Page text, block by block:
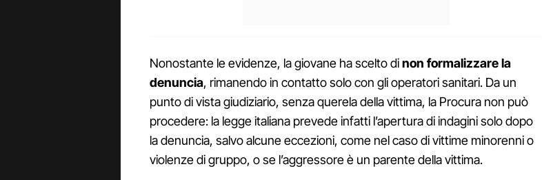
Nonostante le evidenze, la giovane ha scelto dinon formalizzare la
denuncia, rimanendo in contatto solo con gli operatori sanitari. Da un
punto di vista giudiziario, senza querela della vittima, la Procura non può
procedere: la legge italiana prevede infatti l’apertura di indagini solo dopo
la denuncia, salvo alcune eccezioni, come nel caso di vittime minorenni o
violenze di gruppo, o se l’aggressore è un parente della vittima.